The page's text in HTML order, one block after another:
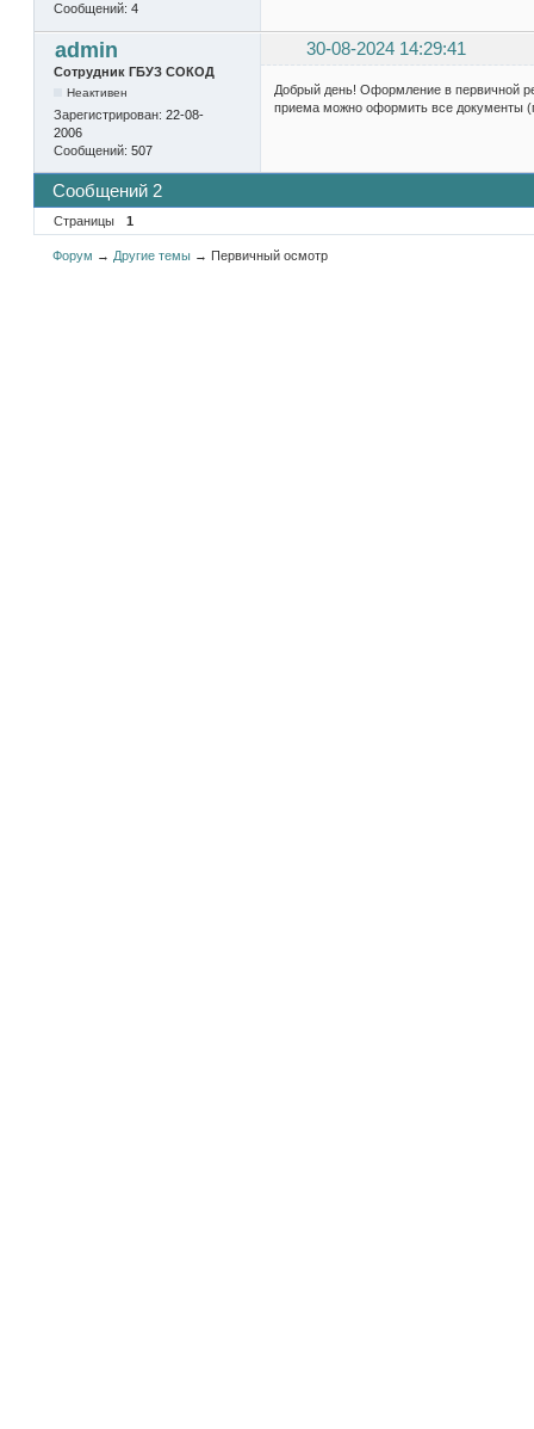
Сообщений: 4
admin 30-08-2024 14:29:41
Сотрудник ГБУЗ СОКОД
Неактивен
Зарегистрирован: 22-08-
2006
Сообщений: 507
Добрый день! Оформление в первичной
приема можно оформить все документы
Сообщений 2
Страницы 1
Форум → Другие темы → Первичный осмотр